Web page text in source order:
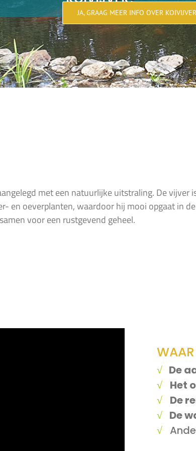
JA, GRAAG MEER INFO OVER
met een natuurlijke uitstraling. De vijver
en oeverplanten, waardoor hij mooi opgaat in
voor een rustgevend geheel.
√ De
√ Het
√ De
√ De
√